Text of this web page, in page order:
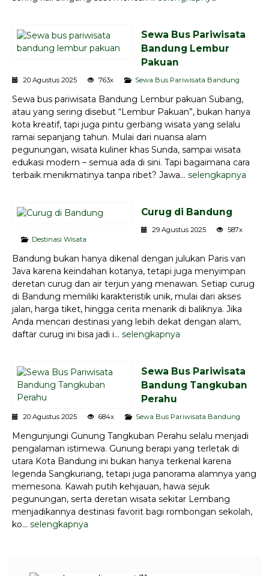
Sewa Bus Pariwisata
Bandung Lembur
Pakuan
20 Agustus 2025 763x Sewa Bus Pariwisata Bandung
Sewa bus pariwisata Bandung Lembur pakuan Subang,
atau yang sering disebut “Lembur Pakuan”, bukan hanya
kota kreatif, tapi juga pintu gerbang wisata yang selalu
ramai sepanjang tahun. Mulai dari nuansa alam
pegunungan, wisata kuliner khas Sunda, sampai wisata
edukasi modern – semua ada di sini. Tapi bagaimana cara
terbaik menikmatinya tanpa ribet? Jawa... selengkapnya
Curug di Bandung
29 Agustus 2025
587x
Destinasi Wisata
Bandung bukan hanya dikenal dengan julukan Paris van
Java karena keindahan kotanya, tetapi juga menyimpan
deretan curug dan air terjun yang menawan. Setiap curug
di Bandung memiliki karakteristik unik, mulai dari akses
jalan, harga tiket, hingga cerita menarik di baliknya. Jika
Anda mencari destinasi yang lebih dekat dengan alam,
daftar curug ini bisa jadi i... selengkapnya
Sewa Bus Pariwisata
Bandung Tangkuban
Perahu
20 Agustus 2025 684x Sewa Bus Pariwisata Bandung
Mengunjungi Gunung Tangkuban Perahu selalu menjadi
pengalaman istimewa. Gunung berapi yang terletak di
utara Kota Bandung ini bukan hanya terkenal karena
legenda Sangkuriang, tetapi juga panorama alamnya yang
memesona. Kawah putih kehijauan, hawa sejuk
pegunungan, serta deretan wisata sekitar Lembang
menjadikannya destinasi favorit bagi rombongan sekolah,
ko... selengkapnya